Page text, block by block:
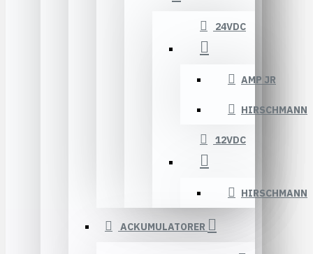
24VDC
AMP JR
HIRSCHMANN
12VDC
HIRSCHMANN
ACKUMULATORER